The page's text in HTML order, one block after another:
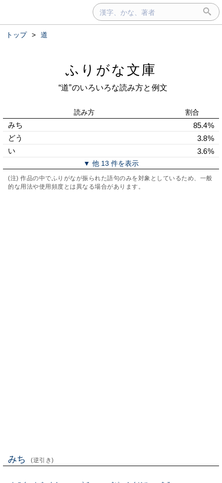
トップ > 道
ふりがな文庫
“道”のいろいろな読み方と例文
読み方 割合
みち
85.4%
どう
3.8%
い
3.6%
▼ 他 13 件を表示
(注) 作品の中でふりがなが振られた語句のみを対象としているため、一般
的な用法や使用頻度とは異なる場合があります。
みち (逆引き)